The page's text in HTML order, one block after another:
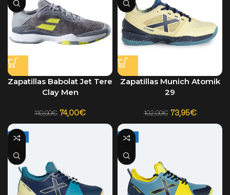
Zapatillas Babolat Jet Tere
Clay Men
110,00€ 74,00€
Zapatillas Munich Atomik
29
102,00€ 73,95€
-30% -30%